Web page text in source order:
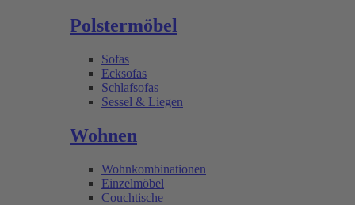
Polstermöbel
Sofas
Ecksofas
Schlafsofas
Sessel & Liegen
Wohnen
Wohnkombinationen
Einzelmöbel
Couchtische